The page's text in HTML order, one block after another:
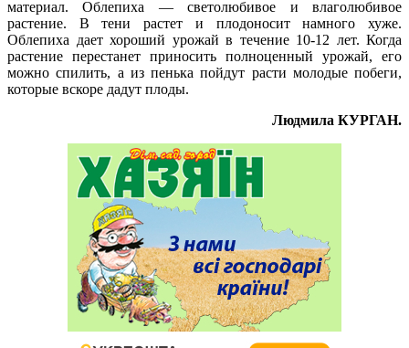
материал. Облепиха — светолюбивое и влаголюбивое
растение. В тени растет и плодоносит намного хуже.
Облепиха дает хороший урожай в течение 10-12 лет. Когда
растение перестанет приносить полноценный урожай, его
можно спилить, а из пенька пойдут расти молодые побеги,
которые вскоре дадут плоды.
Людмила КУРГАН.